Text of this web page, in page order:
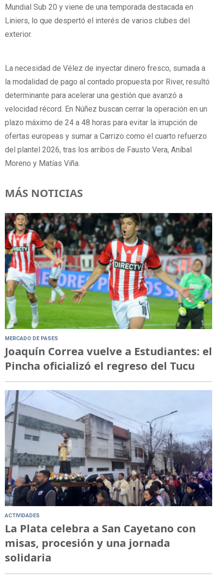
Mundial Sub 20 y viene de una temporada destacada en
Liniers, lo que despertó el interés de varios clubes del
exterior.
La necesidad de Vélez de inyectar dinero fresco, sumada a
la modalidad de pago al contado propuesta por River, resultó
determinante para acelerar una gestión que avanzó a
velocidad récord. En Núñez buscan cerrar la operación en un
plazo máximo de 24 a 48 horas para evitar la irrupción de
ofertas europeas y sumar a Carrizo como el cuarto refuerzo
del plantel 2026, tras los arribos de Fausto Vera, Aníbal
Moreno y Matías Viña.
MÁS NOTICIAS
MERCADO DE PASES
Joaquín Correa vuelve a Estudiantes: el
Pincha oficializó el regreso del Tucu
ACTIVIDADES
La Plata celebra a San Cayetano con
misas, procesión y una jornada
solidaria